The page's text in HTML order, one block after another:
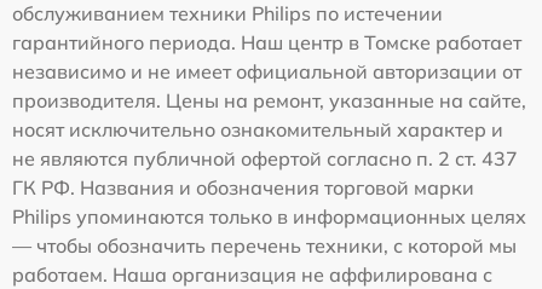
обслуживанием техники Philips по истечении
гарантийного периода. Наш центр в Томске работает
независимо и не имеет официальной авторизации от
производителя. Цены на ремонт, указанные на сайте,
носят исключительно ознакомительный характер и
не являются публичной офертой согласно п. 2 ст. 437
ГК РФ. Названия и обозначения торговой марки
Philips упоминаются только в информационных целях
— чтобы обозначить перечень техники, с которой мы
работаем. Наша организация не аффилирована с